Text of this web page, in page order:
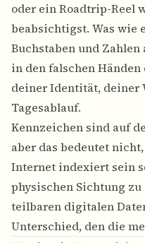
oder ein Roadtrip-Reel
beabsichtigst. Was wie
Buchstaben und
in den falschen
deiner Identität, deiner
Tagesablauf.
Kennzeichen sind auf
aber das bedeutet
Internet indexiert sein
physischen Sichtung
teilbaren digitalen
Unterschied, den die